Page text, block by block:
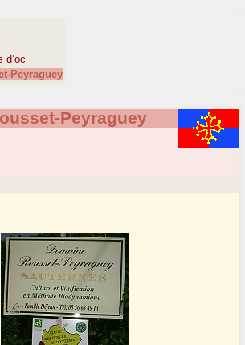
d’oc
Peyraguey
Peyraguey